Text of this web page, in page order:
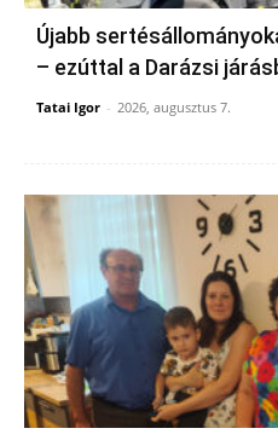
Újabb
– ezúttal a Darázsi
Tatai Igor - 2026, augusztus 7.